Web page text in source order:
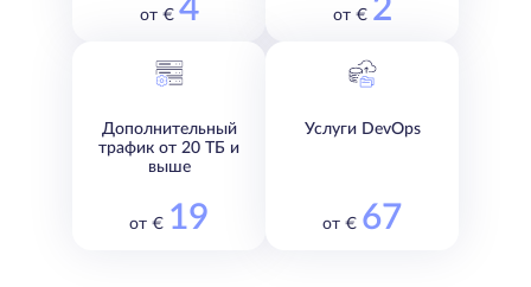
от € 4 от € 2
Дополнительный
трафик от 20 ТБ и
выше
от € 19
Услуги DevOps
от € 67